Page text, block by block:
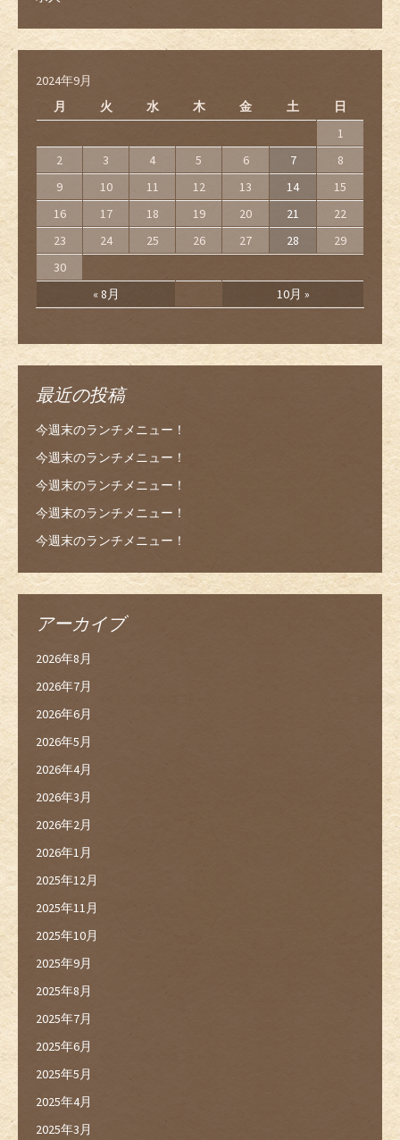
2024年9月
月
火 水 木 金 土 日
« 8月 10月 »
1
2
3 4 5 6 7
8
9
10 11 12 13 14
15
16
17 18 19 20 21
22
23
24 25 26 27 28
29
30
最近の投稿
今週末のランチメニュー！
今週末のランチメニュー！
今週末のランチメニュー！
今週末のランチメニュー！
今週末のランチメニュー！
アーカイブ
2026年8月
2026年7月
2026年6月
2026年5月
2026年4月
2026年3月
2026年2月
2026年1月
2025年12月
2025年11月
2025年10月
2025年9月
2025年8月
2025年7月
2025年6月
2025年5月
2025年4月
2025年3月